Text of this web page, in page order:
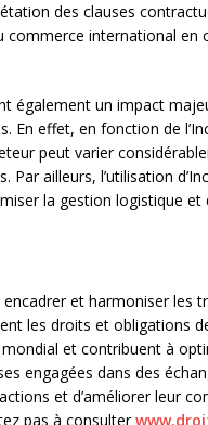
des clauses
international en
également un impact
En effet, en fonction de
peut varier
ailleurs, l’utilisation
la gestion logistique et
et harmoniser les
les droits et obligations
et contribuent à
engagées dans des
et d’améliorer leur
pas à consulter